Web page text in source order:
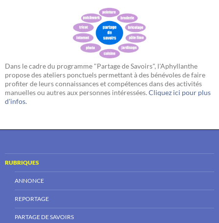
Dans le cadre du programme "Partage de Savoirs", l'Aphyllanthe
propose des ateliers ponctuels permettant à des bénévoles de faire
profiter de leurs connaissances et compétences dans des activités
manuelles ou autres aux personnes intéressées. Cliquez ici pour plus
d'infos.
RUBRIQUES
ANNONCE
REPORTAGE
PARTAGE DE SAVOIRS